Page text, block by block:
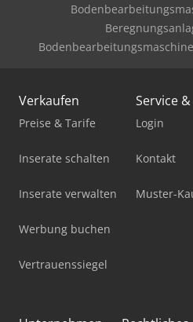
Verkaufen
Preise & Tarife
Inserate schalten
Inserate verwalten
Werbung buchen
Vertrauenssiegel
Service
Login
Kontakt
Muster-